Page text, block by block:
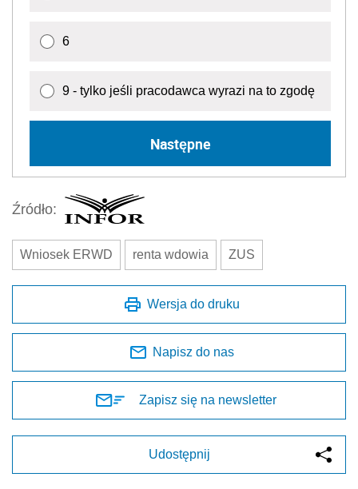
6
9 - tylko jeśli pracodawca wyrazi na to zgodę
Następne
Źródło:
Wniosek ERWD renta wdowia ZUS
Wersja do druku
Napisz do nas
Zapisz się na newsletter
Udostępnij